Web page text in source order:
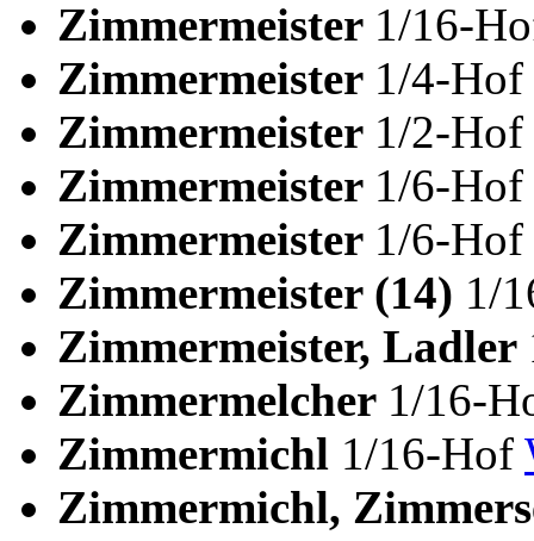
Zimmermeister 1/16-
Zimmermeister 1/4-Hof
Zimmermeister 1/2-Hof
Zimmermeister 1/6-Hof
Zimmermeister 1/6-Hof
Zimmermeister (14) 1/
Zimmermeister, Ladler
Zimmermelcher 1/16-
Zimmermichl 1/16-Hof
Zimmermichl,